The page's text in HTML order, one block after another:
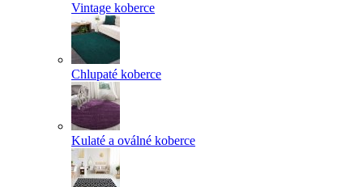
Vintage koberce
Chlupaté koberce
Kulaté a oválné koberce